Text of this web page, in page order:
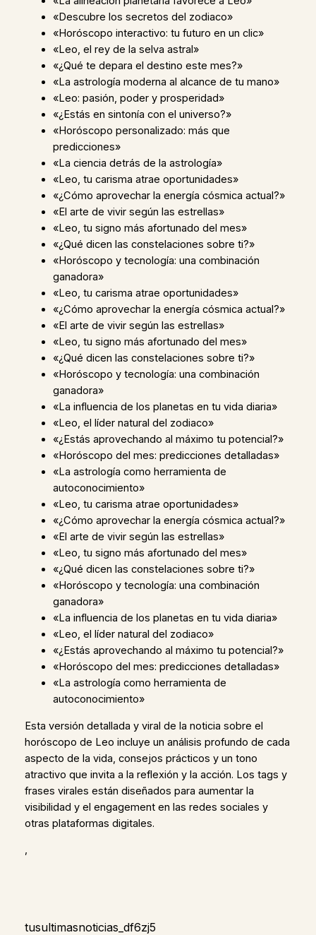
«Descubre los secretos del zodiaco»
«Horóscopo interactivo: tu futuro en un clic»
«Leo, el rey de la selva astral»
«¿Qué te depara el destino este mes?»
«La astrología moderna al alcance de tu mano»
«Leo: pasión, poder y prosperidad»
«¿Estás en sintonía con el universo?»
«Horóscopo personalizado: más que
predicciones»
«La ciencia detrás de la astrología»
«Leo, tu carisma atrae oportunidades»
«¿Cómo aprovechar la energía cósmica actual?»
«El arte de vivir según las estrellas»
«Leo, tu signo más afortunado del mes»
«¿Qué dicen las constelaciones sobre ti?»
«Horóscopo y tecnología: una combinación
ganadora»
«Leo, tu carisma atrae oportunidades»
«¿Cómo aprovechar la energía cósmica actual?»
«El arte de vivir según las estrellas»
«Leo, tu signo más afortunado del mes»
«¿Qué dicen las constelaciones sobre ti?»
«Horóscopo y tecnología: una combinación
ganadora»
«La influencia de los planetas en tu vida diaria»
«Leo, el líder natural del zodiaco»
«¿Estás aprovechando al máximo tu potencial?»
«Horóscopo del mes: predicciones detalladas»
«La astrología como herramienta de
autoconocimiento»
«Leo, tu carisma atrae oportunidades»
«¿Cómo aprovechar la energía cósmica actual?»
«El arte de vivir según las estrellas»
«Leo, tu signo más afortunado del mes»
«¿Qué dicen las constelaciones sobre ti?»
«Horóscopo y tecnología: una combinación
ganadora»
«La influencia de los planetas en tu vida diaria»
«Leo, el líder natural del zodiaco»
«¿Estás aprovechando al máximo tu potencial?»
«Horóscopo del mes: predicciones detalladas»
«La astrología como herramienta de
autoconocimiento»
Esta versión detallada y viral de la noticia sobre el
horóscopo de Leo incluye un análisis profundo de cada
aspecto de la vida, consejos prácticos y un tono
atractivo que invita a la reflexión y la acción. Los tags y
frases virales están diseñados para aumentar la
visibilidad y el engagement en las redes sociales y
otras plataformas digitales.
,
tusultimasnoticias_df6zj5